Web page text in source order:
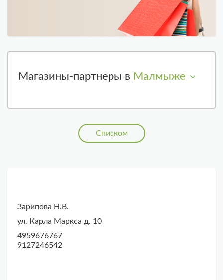
Магазины-партнеры в Малмыже
Списком
Зарипова Н.В.
ул. Карла Маркса д. 10
4959676767
9127246542